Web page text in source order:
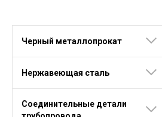
Черный металлопрокат
Нержавеющая сталь
Соединительные детали